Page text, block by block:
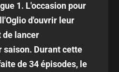
1. L'occasion pour
d'ouvrir leur
de lancer
Durant cette
de 34 épisodes, le